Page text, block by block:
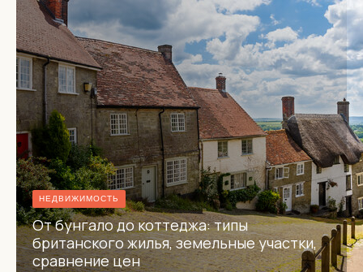
НЕДВИЖИМОСТЬ
От бунгало до коттеджа: типы
британского жилья, земельные участки,
сравнение цен